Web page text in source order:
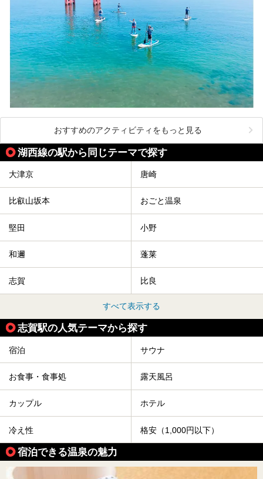
おすすめのアクティビティをもっと見る
湖西線の駅から同じテーマで探す
大津京 唐崎
比叡山坂本 おごと温泉
堅田 小野
和邇 蓬莱
志賀 比良
すべて表示する
志賀駅の人気テーマから探す
宿泊 サウナ
お食事・食事処 露天風呂
カップル ホテル
冷え性 格安（1,000円以下）
宿泊できる温泉の魅力